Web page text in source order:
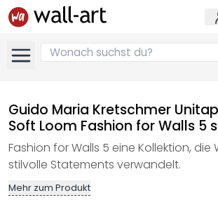
Guido Maria Kretschmer
Soft Loom Fashion for Walls 5
Fashion for Walls 5 eine Kollektion, die
stilvolle Statements verwandelt.
Mehr zum Produkt